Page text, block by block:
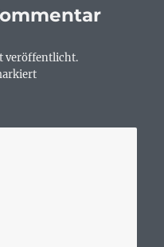
veröffentlicht.